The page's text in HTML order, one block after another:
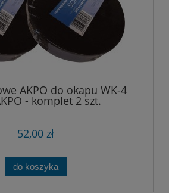
AKPO do okapu WK-4
- komplet 2 szt.
52,00 zł
do koszyka